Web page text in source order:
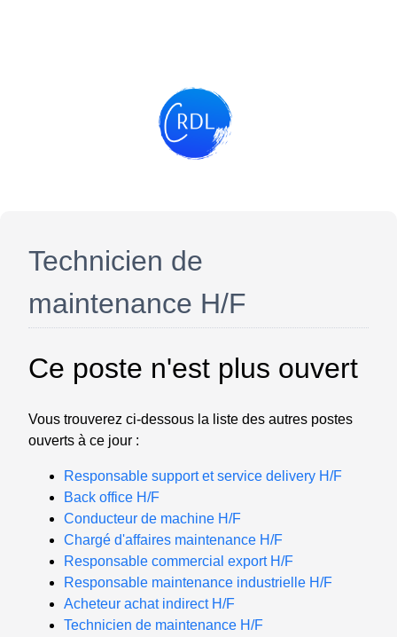
Technicien de
maintenance H/F
Ce poste n'est plus ouvert
Vous trouverez ci-dessous la liste des autres postes
ouverts à ce jour :
Responsable support et service delivery H/F
Back office H/F
Conducteur de machine H/F
Chargé d'affaires maintenance H/F
Responsable commercial export H/F
Responsable maintenance industrielle H/F
Acheteur achat indirect H/F
Technicien de maintenance H/F